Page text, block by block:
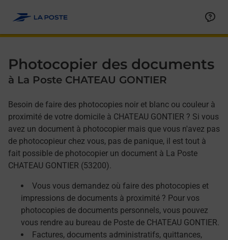
Photocopier des documents
à La Poste CHATEAU GONTIER
Besoin de faire des photocopies noir et blanc ou couleur à
proximité de votre domicile à CHATEAU GONTIER ? Si vous
avez un document à photocopier mais que vous n'avez pas
de photocopieur chez vous, pas de panique, il est tout à
fait possible de photocopier un document à La Poste
CHATEAU GONTIER (53200).
Vous vous demandez où faire des photocopies et
impressions de documents à proximité ? Pour vos
photocopies de documents personnels, vous pouvez
vous rendre au bureau de Poste de CHATEAU GONTIER.
Factures, documents administratifs, quittances,